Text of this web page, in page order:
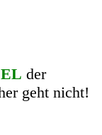
der
geht nicht!